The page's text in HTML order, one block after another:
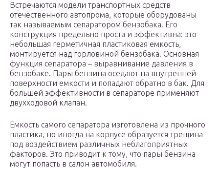
Встречаются модели транспортных средств
отечественного автопрома, которые оборудованы
так называемым сепаратором бензобака. Его
конструкция предельно проста и эффективна: это
небольшая герметичная пластиковая емкость,
монтируется над горловиной бензобака. Основная
функция сепаратора – выравнивание давления в
бензобаке. Пары бензина оседают на внутренней
поверхности емкости и попадают обратно в бак. Для
большей эффективности в сепараторе применяют
двухходовой клапан.
Емкость самого сепаратора изготовлена из прочного
пластика, но иногда на корпусе образуется трещина
под воздействием различных неблагоприятных
факторов. Это приводит к тому, что пары бензина
могут попасть в салон автомобиля.